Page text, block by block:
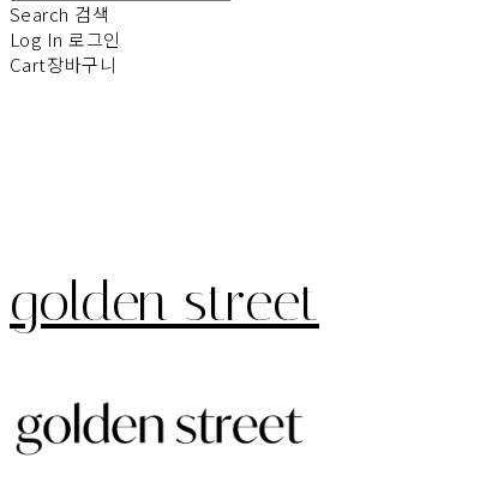
Search 검색
Log In 로그인
Cart장바구니
golden street